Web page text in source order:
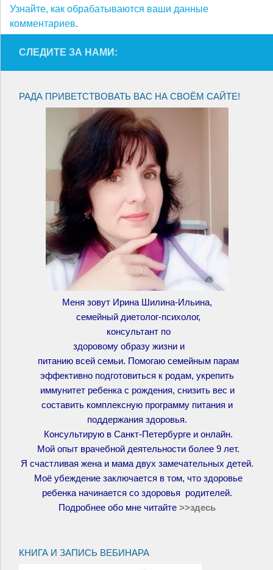
Узнайте, как обрабатываются ваши данные
комментариев.
СЛЕДИТЕ ЗА НАМИ:
РАДА ПРИВЕТСТВОВАТЬ ВАС НА СВОЁМ САЙТЕ!
Меня зовут Ирина Шилина-Ильина,
семейный диетолог-психолог,
консультант по
здоровому образу жизни и
питанию всей семьи. Помогаю семейным парам
эффективно подготовиться к родам, укрепить
иммунитет ребенка с рождения, снизить вес и
составить комплексную программу питания и
поддержания здоровья.
Консультирую в Санкт-Петербурге и онлайн.
Мой опыт врачебной деятельности более 9 лет.
Я счастливая жена и мама двух замечательных детей.
Моё убеждение заключается в том, что здоровье
ребенка начинается со здоровья родителей.
Подробнее обо мне читайте >>здесь
КНИГА И ЗАПИСЬ ВЕБИНАРА